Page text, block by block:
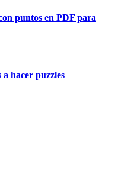
puntos en PDF para
hacer puzzles